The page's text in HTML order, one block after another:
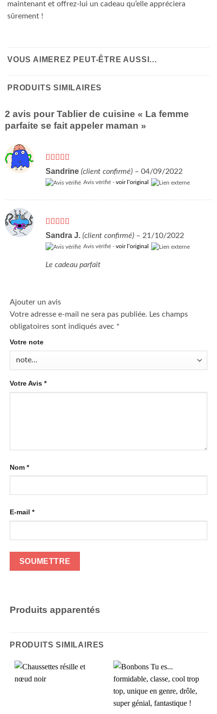
maintenant et offrez-lui un cadeau qu’elle appréciera
sûrement !
VOUS AIMEREZ PEUT-ÊTRE AUSSI…
PRODUITS SIMILAIRES
2 avis pour Tablier de cuisine « La femme
parfaite se fait appeler maman »
Note5sur 5
Sandrine (client confirmé) – 04/09/2022
Avis vérifié - voir l’original
Note5sur 5
Sandra J. (client confirmé) – 21/10/2022
Avis vérifié - voir l’original
Le cadeau parfait
Ajouter un avis
Votre adresse e-mail ne sera pas publiée. Les champs
obligatoires sont indiqués avec *
Votre note
Votre Avis *
Nom *
E-mail *
Produits apparentés
PRODUITS SIMILAIRES